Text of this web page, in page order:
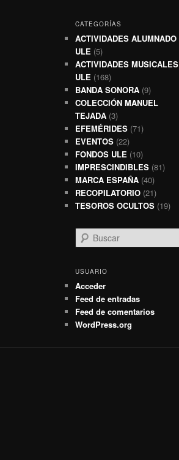
CATEGORÍAS
ACTIVIDADES ALUMNADO
ULE (5)
ACTIVIDADES MUSICALES
ULE (168)
BANDA SONORA (9)
COLECCIÓN MANUEL
TEJADA (3)
EFEMÉRIDES (71)
EVENTOS (22)
FONDOS ULE (10)
IMPRESCINDIBLES (81)
MARCA ESPAÑA (40)
RECOPILATORIO (21)
TESOROS OCULTOS (19)
u
c
r
USUARIO
Acceder
Feed de entradas
Feed de comentarios
WordPress.org